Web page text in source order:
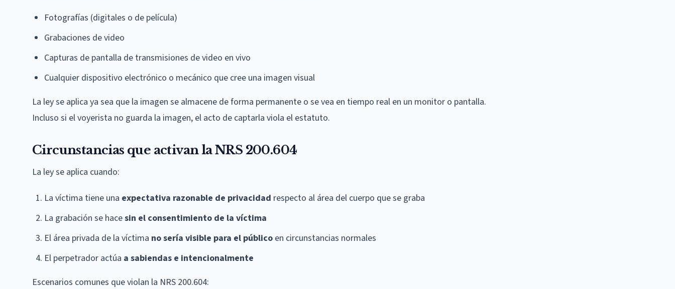
Fotografías (digitales o de película)
Grabaciones de video
Capturas de pantalla de transmisiones de video en vivo
Cualquier dispositivo electrónico o mecánico que cree una imagen visual
La ley se aplica ya sea que la imagen se almacene de forma permanente o se vea en tiempo real en un monitor o pantalla.
Incluso si el voyerista no guarda la imagen, el acto de captarla viola el estatuto.
Circunstancias que activan la NRS 200.604
La ley se aplica cuando:
La víctima tiene una expectativa razonable de privacidad respecto al área del cuerpo que se graba
La grabación se hacesin el consentimiento de la víctima
El área privada de la víctima no sería visible para el público en circunstancias normales
El perpetrador actúa a sabiendas e intencionalmente
Escenarios comunes que violan la NRS 200.604: